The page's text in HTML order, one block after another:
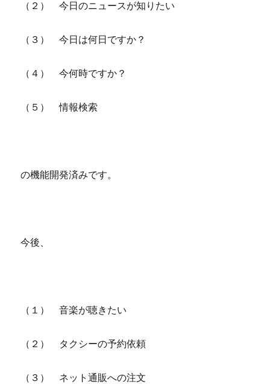
（２） 今日のニュースが知りたい
（３） 今日は何日ですか？
（４） 今何時ですか？
（５） 情報検索
の機能開発済みです。
今後、
（１） 音楽が聴きたい
（２） タクシーの予約依頼
（３） ネット通販への注文